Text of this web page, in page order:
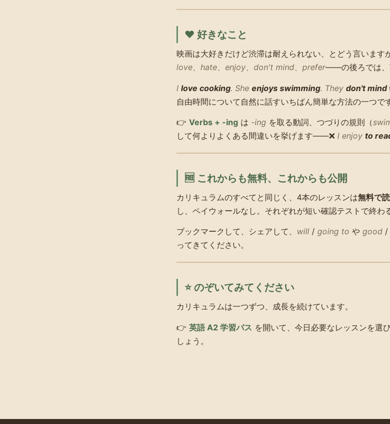
❤️ 好きなこと
映画は大好きだけど渋滞は耐えられない、とどう言いま
love、hate、enjoy、don't mind、prefer——の後ろでは、
I love cooking. She enjoys swimming. They don't mind
自由時間について自然に話すいちばん簡単な方法の一つです
👉 Verbs + -ing は -ing を取る動詞、つづりの規則（
して何よりよくある間違いを挙げます——❌ I enjoy to
🆓 これからも無料、これからも公開
カリキュラムのすべてと同じく、4本のレッスンは無料で
し、ペイウォールなし。それぞれが短い確認テストで終わ
ブックマークして、シェアして、 will / going to や good /
ってきてください。
⭐ のぞいてみてください
カリキュラムは一つずつ、成長を続けています。
👉 英語 A2 学習パス を開いて、今日必要なレッスンを選
しょう。